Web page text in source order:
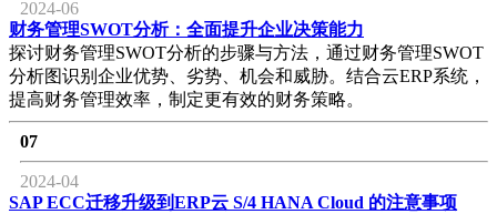
2024-06
财务管理SWOT分析：全面提升企业决策能力
探讨财务管理SWOT分析的步骤与方法，通过财务管理SWOT
分析图识别企业优势、劣势、机会和威胁。结合云ERP系统，
提高财务管理效率，制定更有效的财务策略。
07
2024-04
SAP ECC迁移升级到ERP云 S/4 HANA Cloud 的注意事项